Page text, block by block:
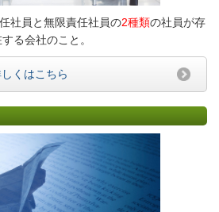
社員と無限責任社員の2種類の社員が存
る会社のこと。
くはこちら